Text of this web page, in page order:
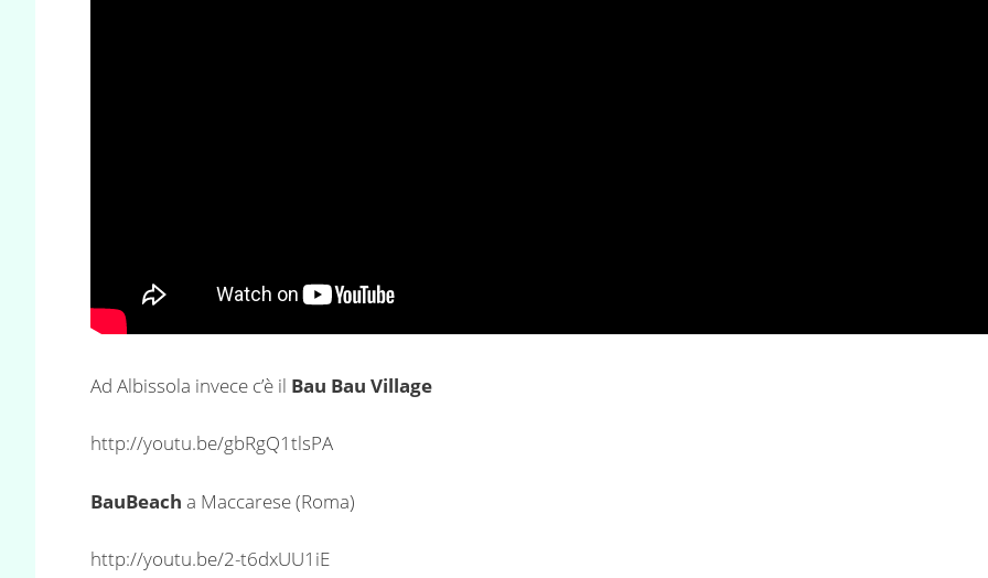
Ad Albissola invece c’è il Bau Bau Village
http://youtu.be/gbRgQ1tlsPA
BauBeach a Maccarese (Roma)
http://youtu.be/2-t6dxUU1iE